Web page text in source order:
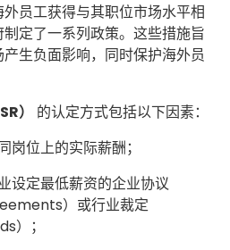
员工获得与其职位市场水平相
定了一系列政策。这些措施旨
生负面影响，同时保护海外员
）
的认定方式包括以下因素：
岗位上的实际薪酬；
设定最低薪资的企业协议
）或行业裁定
）；